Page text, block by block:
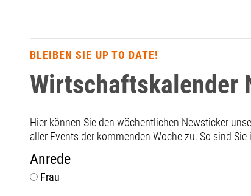
BLEIBEN SIE UP TO DATE!
Wirtschaftskalender
Hier können Sie den wöchentlichen Newsticker
aller Events der kommenden Woche zu. So sind
Anrede
Frau